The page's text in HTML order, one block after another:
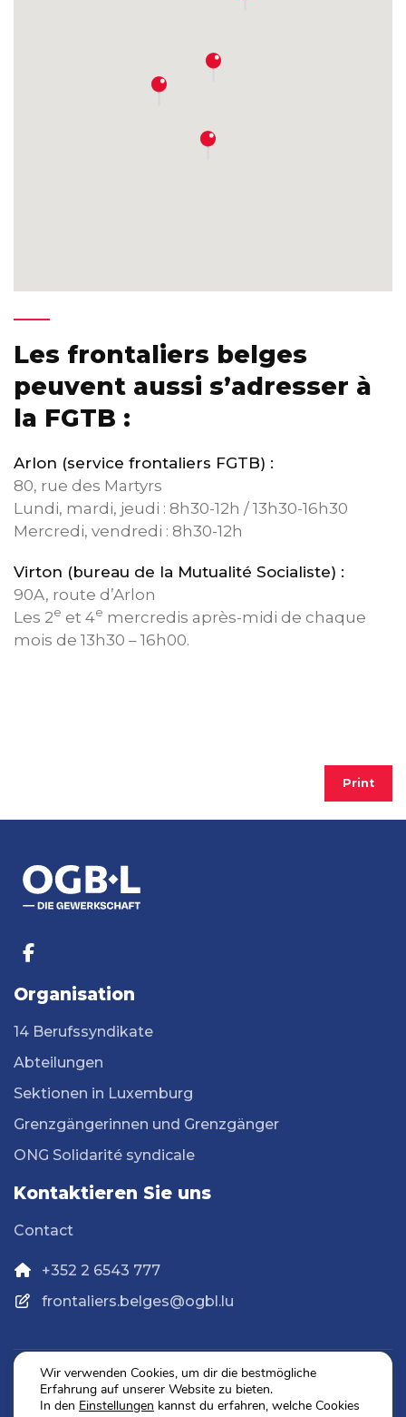
Les frontaliers belges
peuvent aussi s’adresser à
la FGTB :
Arlon (service frontaliers FGTB) :
80, rue des Martyrs
Lundi, mardi, jeudi : 8h30-12h / 13h30-16h30
Mercredi, vendredi : 8h30-12h
Virton (bureau de la Mutualité Socialiste) :
90A, route d’Arlon
Les 2e et 4e mercredis après-midi de chaque
mois de 13h30 – 16h00.
Print
Organisation
14 Berufssyndikate
Abteilungen
Sektionen in Luxemburg
Grenzgängerinnen und Grenzgänger
ONG Solidarité syndicale
Kontaktieren Sie uns
Contact
+352 2 6543 777
frontaliers.belges@ogbl.lu
Datenschutz
Wir verwenden Cookies, um dir die bestmögliche
Erfahrung auf unserer Website zu bieten.
In den Einstellungen kannst du erfahren, welche Cookies